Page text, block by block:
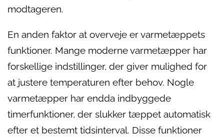
modtageren.
En anden faktor at overveje er varmetæppets
funktioner. Mange moderne varmetæpper har
forskellige indstillinger, der giver mulighed for
at justere temperaturen efter behov. Nogle
varmetæpper har endda indbyggede
timerfunktioner, der slukker tæppet automatisk
efter et bestemt tidsinterval. Disse funktioner